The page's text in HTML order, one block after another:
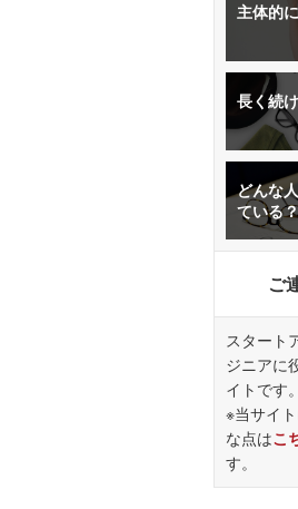
主体的
長く続
どんな
ている？
ご
スタート
ジニアに
イトです。
※当サイ
な点はこ
す。